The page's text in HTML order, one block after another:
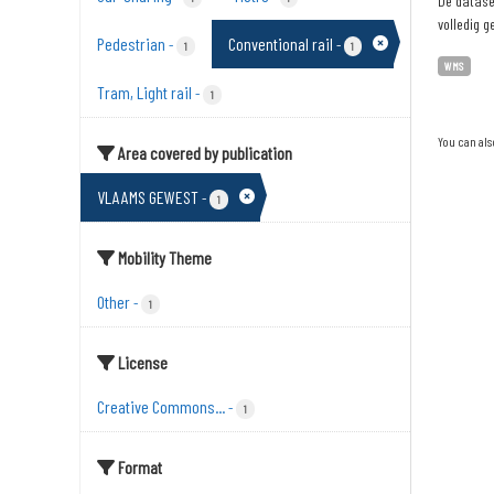
Pedestrian - 1 Conventional rail - 1
Tram, Light rail - 1
Area covered by publication
VLAAMS GEWEST- 1
Mobility Theme
Other- 1
License
Creative Commons...- 1
Format
volledig
WMS
You can